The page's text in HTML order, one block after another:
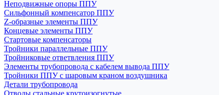
Неподвижные опоры ППУ
Cильфонный компенсатор ППУ
Z-образные элементы ППУ
Концевые элементы ППУ
Стартовые компенсаторы
Тройники параллельные ППУ
Тройниковые ответвления ППУ
Элементы трубопровода с кабелем вывода ППУ
Тройники ППУ с шаровым краном воздушника
Детали трубопровода
Отводы стальные крутоизогнутые